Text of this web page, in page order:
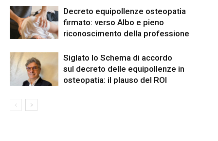
Decreto equipollenze osteopatia
firmato: verso Albo e pieno
riconoscimento della professione
Siglato lo Schema di accordo
sul decreto delle equipollenze in
osteopatia: il plauso del ROI